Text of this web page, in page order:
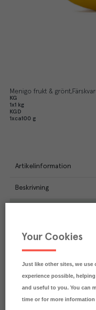
Menigo frukt & grönt
KG
1x1 kg
KGD
1xca100 g
Artikelinformation
Beskrivning
Varje kilo av varan
utsläppen av 0.8 kg
Läs mer om hur vi
Your Cookies
Just like other sites, we use
experience possible,
and useful to you. You can
time or for more